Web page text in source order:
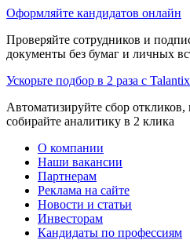
Оформляйте кандидатов онлайн
Проверяйте сотрудников и
документы без бумаг и личных
Ускорьте подбор в 2 раза с Talantix
Автоматизируйте сбор откликов,
собирайте аналитику в 2 клика
О компании
Наши вакансии
Партнерам
Реклама на сайте
Новости и статьи
Инвесторам
Кандидаты по профессиям